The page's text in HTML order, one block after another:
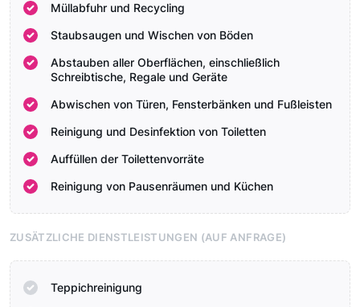
Müllabfuhr und Recycling
Staubsaugen und Wischen von Böden
Abstauben aller Oberflächen, einschließlich
Schreibtische, Regale und Geräte
Abwischen von Türen, Fensterbänken und Fußleisten
Reinigung und Desinfektion von Toiletten
Auffüllen der Toilettenvorräte
Reinigung von Pausenräumen und Küchen
ZUSÄTZLICHE DIENSTLEISTUNGEN (AUF ANFRAGE)
Teppichreinigung